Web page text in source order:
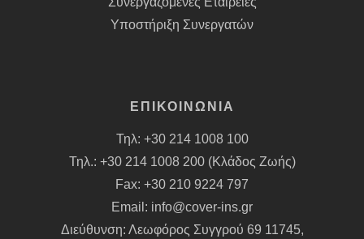
Υποστήριξη Συνεργατών
ΕΠΙΚΟΙΝΩΝΙΑ
Τηλ: +30 214 1008 100
Τηλ.: +30 214 1008 200 (Κλάδος Ζωής)
Fax: +30 210 9224 797
Email: info@cover-ins.gr
Διεύθυνση: Λεωφόρος Συγγρού 69 11745,